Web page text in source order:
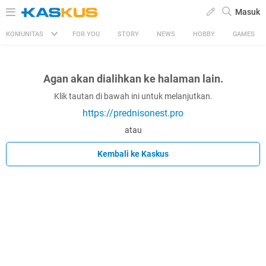
Masuk
KOMUNITAS FOR YOU STORY NEWS HOBBY GAMES
Agan akan dialihkan ke halaman lain.
Klik tautan di bawah ini untuk melanjutkan.
https://prednisonest.pro
atau
Kembali ke Kaskus